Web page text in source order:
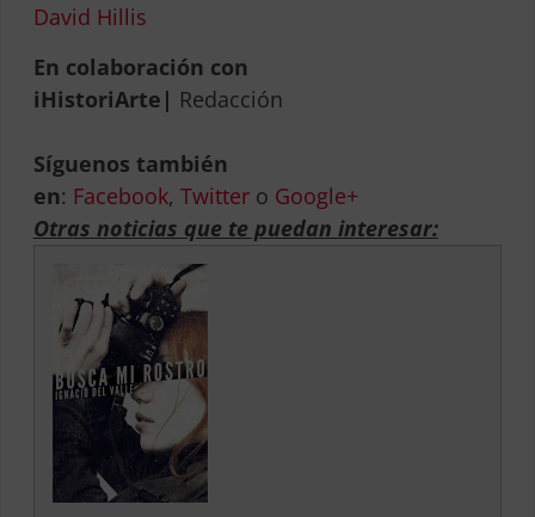
David Hillis
En colaboración con
iHistoriArte| Redacción
Síguenos también
en: Facebook, Twitter o Google+
Otras noticias que te puedan interesar: